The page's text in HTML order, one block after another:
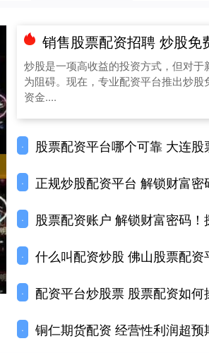
销售股票配资招聘 炒股免费体验：专业
炒股是一项高收益的投资方式，但对
为阻碍。现在，专业配资平台推出炒
资金....
· 股票配资平台哪个可靠 大连股票配资
· 正规炒股配资平台 解锁财富密码：
· 股票配资账户 解锁财富密码
· 什么叫配资炒股 佛山股票配资平
· 配资平台炒股票 股票配资如
· 铜仁期货配资 经营性利润超预期，